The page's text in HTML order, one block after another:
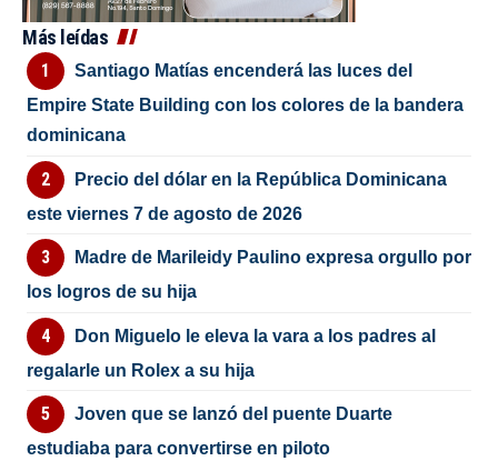
Más leídas
Santiago Matías encenderá las luces del
Empire State Building con los colores de la bandera
dominicana
Precio del dólar en la República Dominicana
este viernes 7 de agosto de 2026
Madre de Marileidy Paulino expresa orgullo por
los logros de su hija
Don Miguelo le eleva la vara a los padres al
regalarle un Rolex a su hija
Joven que se lanzó del puente Duarte
estudiaba para convertirse en piloto